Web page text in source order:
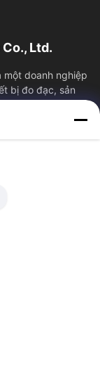
Ltd.
một doanh nghiệp
bị đo đạc, sản
Lượng